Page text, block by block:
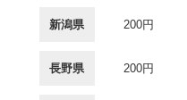
新潟県 200円
長野県 200円